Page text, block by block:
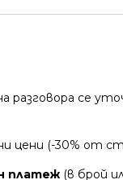
разговора се
цени (-30% от
платеж (в брой